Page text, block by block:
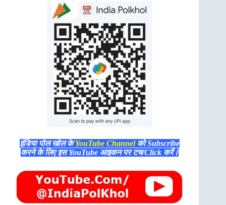
इंडिया पोल खोल केYouTube Channelको Subscribe
करने के लिए इस YouTube आइकन पर टच/Click करें।